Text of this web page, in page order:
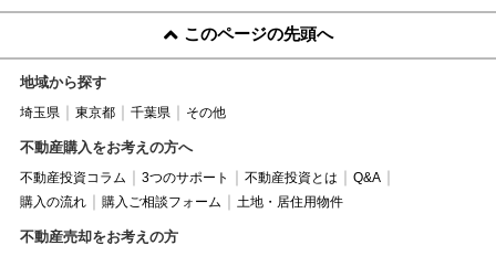
このページの先頭へ
地域から探す
埼玉県 東京都 千葉県 その他
不動産購入をお考えの方へ
不動産投資コラム 3つのサポート 不動産投資とは
Q&A
購入の流れ
購入ご相談フォーム 土地・居住用物件
不動産売却をお考えの方